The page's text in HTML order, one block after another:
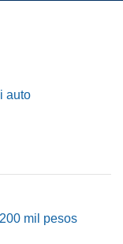
auto
mil pesos